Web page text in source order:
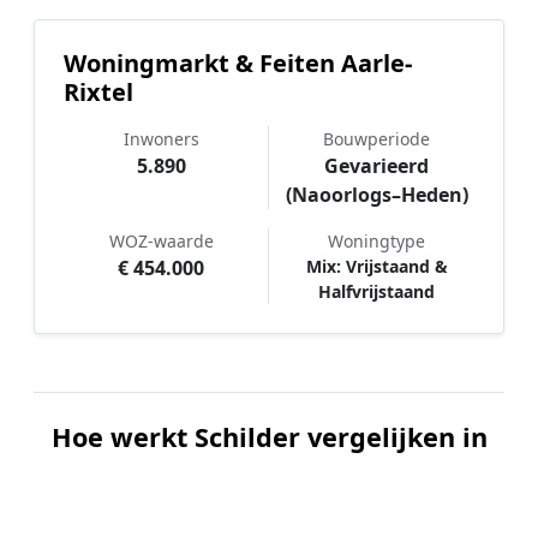
Woningmarkt & Feiten Aarle-
Rixtel
Inwoners
5.890
Bouwperiode
Gevarieerd
(Naoorlogs–Heden)
WOZ-waarde
€ 454.000
Woningtype
Mix: Vrijstaand &
Halfvrijstaand
Hoe werkt Schilder vergelijken in